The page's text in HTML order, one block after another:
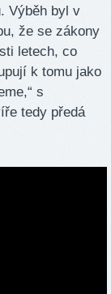
Výběh byl v
že se zákony
letech, co
k tomu jako
s
tedy předá